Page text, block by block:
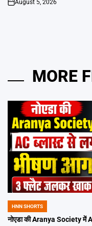
on
August 5, 2026
MORE
POSTED
IN
HNN SHORTS
नोएडा की Aranya Society में